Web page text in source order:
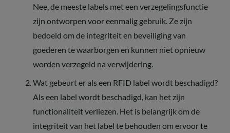
Nee, de meeste labels met een verzegelingsfunctie
zijn ontworpen voor eenmalig gebruik. Ze zijn
bedoeld om de integriteit en beveiliging van
goederen te waarborgen en kunnen niet opnieuw
worden verzegeld na verwijdering.
Wat gebeurt er als een RFID label wordt beschadigd?
Als een label wordt beschadigd, kan het zijn
functionaliteit verliezen. Het is belangrijk om de
integriteit van het label te behouden om ervoor te